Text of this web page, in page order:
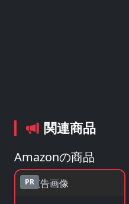
関連商品
Amazonの商品
PR